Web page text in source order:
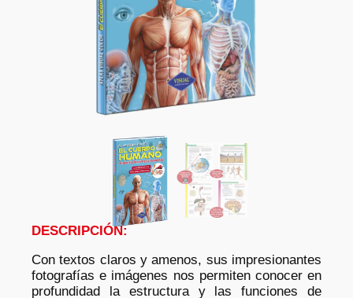
DESCRIPCIÓN:
Con textos claros y amenos, sus impresionantes
fotografías e imágenes nos permiten conocer en
profundidad la estructura y las funciones de